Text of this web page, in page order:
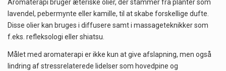
Aromaterapi bruger æteriske olier, der stammer fra planter som
lavendel, pebermynte eller kamille, til at skabe forskellige dufte.
Disse olier kan bruges i diffusere samt i massageteknikker som
f.eks. refleksologi eller shiatsu.
Målet med aromaterapi er ikke kun at give afslapning, men også
lindring af stressrelaterede lidelser som hovedpine og